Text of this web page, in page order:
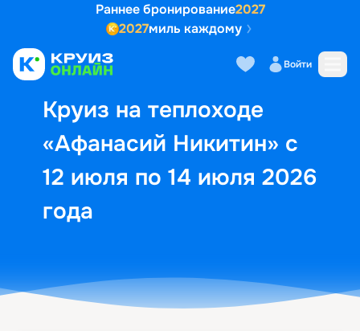
Раннее бронирование2027
2027миль каждому
Войти
Круиз на теплоходе
«Афанасий Никитин» с
12 июля по 14 июля 2026
года
Выбор кают Маршрут и